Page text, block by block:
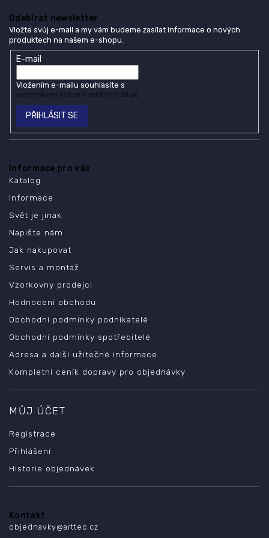
Odebírat newsletter
Vložte svůj e-mail a my vám budeme zasílat informace o nových
produktech na našem e-shopu.
E-mail
Vložením e-mailu souhlasíte s
podmínkami ochrany osobních údajů
PŘIHLÁSIT SE
Informace pro vás
Katalog
Informace
Svět je jinak
Napište nám
Jak nakupovat
Servis a montáž
Vzorkovny prodejci
Hodnocení obchodu
Obchodní podmínky podnikatelé
Obchodní podmínky spotřebitelé
Adresa a další užitečné informace
Kompletní ceník dopravy pro objednávky
MŮJ ÚČET
Registrace
Přihlášení
Historie objednávek
Kontakt
objednavky@arttec.cz